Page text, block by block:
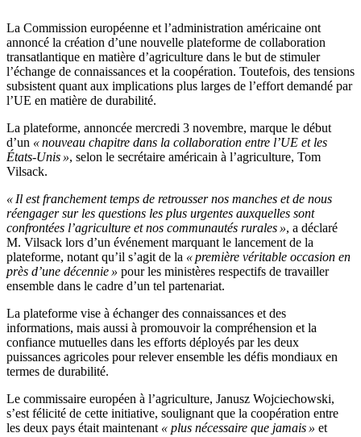
La Commission européenne et l’administration américaine ont
annoncé la création d’une nouvelle plateforme de collaboration
transatlantique en matière d’agriculture dans le but de stimuler
l’échange de connaissances et la coopération. Toutefois, des tensions
subsistent quant aux implications plus larges de l’effort demandé par
l’UE en matière de durabilité.
La plateforme, annoncée mercredi 3 novembre, marque le début
d’un « nouveau chapitre dans la collaboration entre l’UE et les
États-Unis », selon le secrétaire américain à l’agriculture, Tom
Vilsack.
« Il est franchement temps de retrousser nos manches et de nous
réengager sur les questions les plus urgentes auxquelles sont
confrontées l’agriculture et nos communautés rurales », a déclaré
M. Vilsack lors d’un événement marquant le lancement de la
plateforme, notant qu’il s’agit de la « première véritable occasion en
près d’une décennie » pour les ministères respectifs de travailler
ensemble dans le cadre d’un tel partenariat.
La plateforme vise à échanger des connaissances et des
informations, mais aussi à promouvoir la compréhension et la
confiance mutuelles dans les efforts déployés par les deux
puissances agricoles pour relever ensemble les défis mondiaux en
termes de durabilité.
Le commissaire européen à l’agriculture, Janusz Wojciechowski,
s’est félicité de cette initiative, soulignant que la coopération entre
les deux pays était maintenant « plus nécessaire que jamais » et